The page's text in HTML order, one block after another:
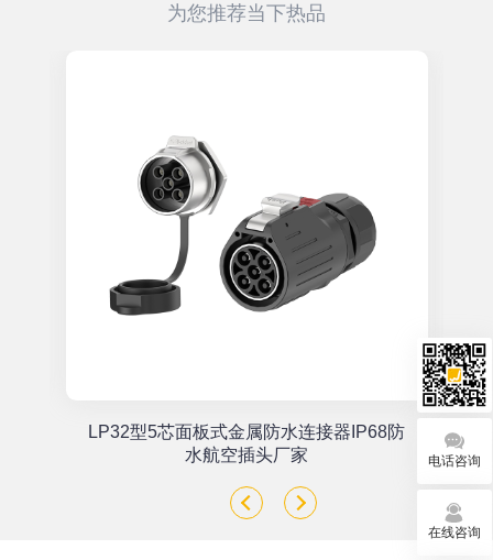
为您推荐当下热品
LP32型5芯面板式金属防水连接器IP68防
水航空插头厂家
电话咨询
在线咨询